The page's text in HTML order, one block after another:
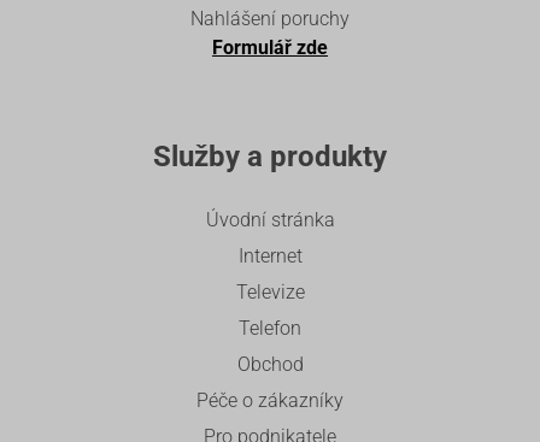
Nahlášení poruchy
Formulář zde
Služby a produkty
Úvodní stránka
Internet
Televize
Telefon
Obchod
Péče o zákazníky
Pro podnikatele